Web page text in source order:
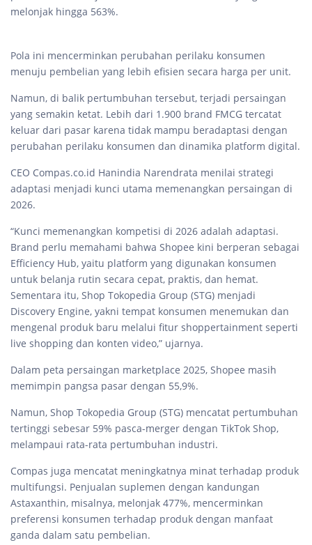
melonjak hingga 563%.
Pola ini mencerminkan perubahan perilaku konsumen
menuju pembelian yang lebih efisien secara harga per unit.
Namun, di balik pertumbuhan tersebut, terjadi persaingan
yang semakin ketat. Lebih dari 1.900 brand FMCG tercatat
keluar dari pasar karena tidak mampu beradaptasi dengan
perubahan perilaku konsumen dan dinamika platform digital.
CEO Compas.co.id Hanindia Narendrata menilai strategi
adaptasi menjadi kunci utama memenangkan persaingan di
2026.
“Kunci memenangkan kompetisi di 2026 adalah adaptasi.
Brand perlu memahami bahwa Shopee kini berperan sebagai
Efficiency Hub, yaitu platform yang digunakan konsumen
untuk belanja rutin secara cepat, praktis, dan hemat.
Sementara itu, Shop Tokopedia Group (STG) menjadi
Discovery Engine, yakni tempat konsumen menemukan dan
mengenal produk baru melalui fitur shoppertainment seperti
live shopping dan konten video,” ujarnya.
Dalam peta persaingan marketplace 2025, Shopee masih
memimpin pangsa pasar dengan 55,9%.
Namun, Shop Tokopedia Group (STG) mencatat pertumbuhan
tertinggi sebesar 59% pasca-merger dengan TikTok Shop,
melampaui rata-rata pertumbuhan industri.
Compas juga mencatat meningkatnya minat terhadap produk
multifungsi. Penjualan suplemen dengan kandungan
Astaxanthin, misalnya, melonjak 477%, mencerminkan
preferensi konsumen terhadap produk dengan manfaat
ganda dalam satu pembelian.